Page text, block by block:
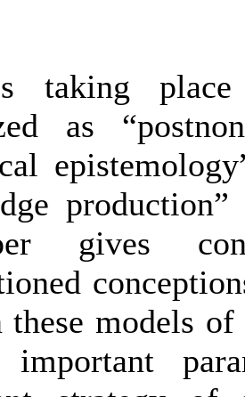
taking
as
production”
gives
these models